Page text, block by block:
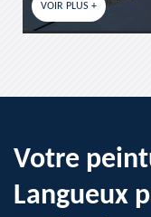
VOIR PLUS +
Votre
Langueux